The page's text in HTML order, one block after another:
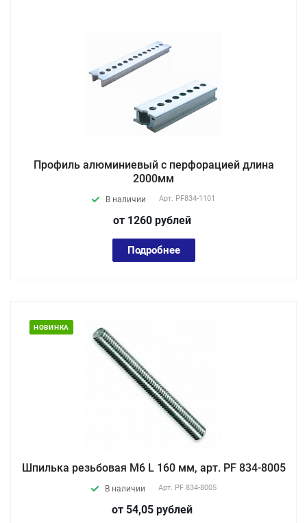
Профиль алюминиевый с перфорацией длина
2000мм
В наличии Арт. PF834-1101
от 1260 рублей
Подробнее
НОВИНКА
Шпилька резьбовая М6 L 160 мм, арт. PF 834-8005
В наличии Арт. PF 834-8005
от 54,05 рублей